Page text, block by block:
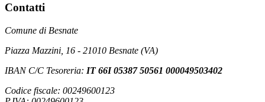
Contatti
Comune di Besnate
Piazza Mazzini, 16 - 21010 Besnate (VA)
IBAN C/C Tesoreria: IT 66I 05387 50561 000049503402
Codice fiscale: 00249600123